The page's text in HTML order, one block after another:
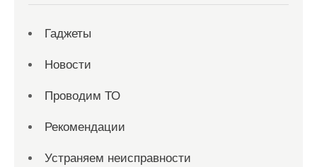
Гаджеты
Новости
Проводим ТО
Рекомендации
Устраняем неисправности